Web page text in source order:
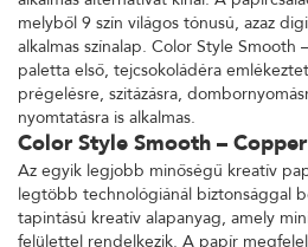
melyből 9 szín világos tónusú, azaz
alkalmas színalap. Color Style
paletta első, tejcsokoládéra
prégelésre, szitázásra,
nyomtatásra is alkalmas.
Color Style Smooth –
Az egyik legjobb minőségű kreatív
legtöbb technológiánál biztonsággal
tapintású kreatív alapanyag, amely
felülettel rendelkezik. A papír